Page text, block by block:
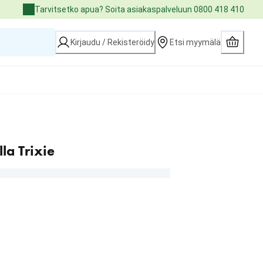
Tarvitsetko apua? Soita asiakaspalveluun 0800 418 410
Kirjaudu / Rekisteröidy Etsi myymälä
Trixie